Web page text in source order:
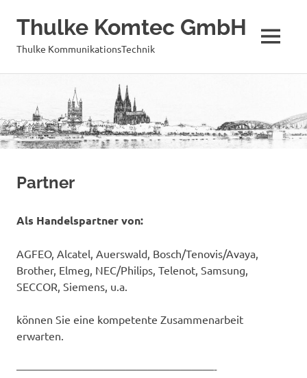
springen
Thulke Komtec GmbH
Thulke KommunikationsTechnik MENÜ
Partner
Als Handelspartner von:
AGFEO, Alcatel, Auerswald, Bosch/Tenovis/Avaya,
Brother, Elmeg, NEC/Philips, Telenot, Samsung,
SECCOR, Siemens, u.a.
können Sie eine kompetente Zusammenarbeit
erwarten.
——————————————————-